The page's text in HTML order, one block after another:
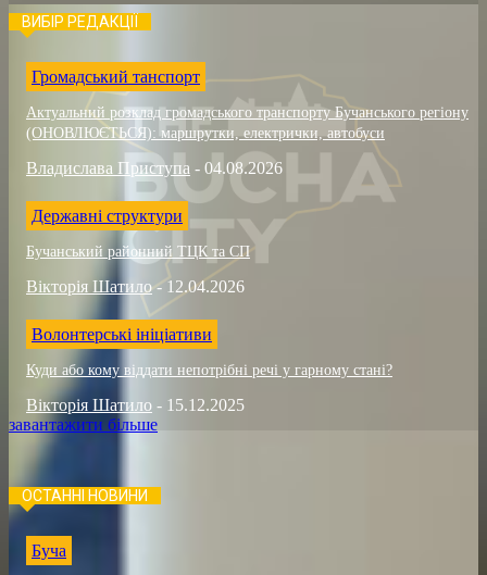
ВИБІР РЕДАКЦІЇ
Громадський танспорт
Актуальний розклад громадського транспорту Бучанського регіону
(ОНОВЛЮЄТЬСЯ): маршрутки, електрички, автобуси
Владислава Приступа - 04.08.2026
Державні структури
Бучанський районний ТЦК та СП
Вікторія Шатило - 12.04.2026
Волонтерські ініціативи
Куди або кому віддати непотрібні речі у гарному стані?
Вікторія Шатило - 15.12.2025
завантажити більше
ОСТАННІ НОВИНИ
Буча